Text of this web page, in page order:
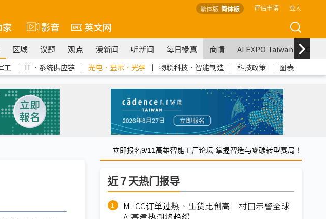
繁体版 简体版 评估申请 登入
家 影音 英文网
区域 议题 观点 漫新闻 听新闻 每日椽真 商情 AI EXPO Taiwan
工 ｜ IT．系统供应链 ｜ 光电．显示．光学 ｜ 物联科技．智能制造 ｜ 科技政策 ｜ 图表
立即报名9/11高雄智能工厂论坛-掌握智造与零碳转型赛局！
近７天热门报导
MLCC订单过热、出货比创高 村田示警全球